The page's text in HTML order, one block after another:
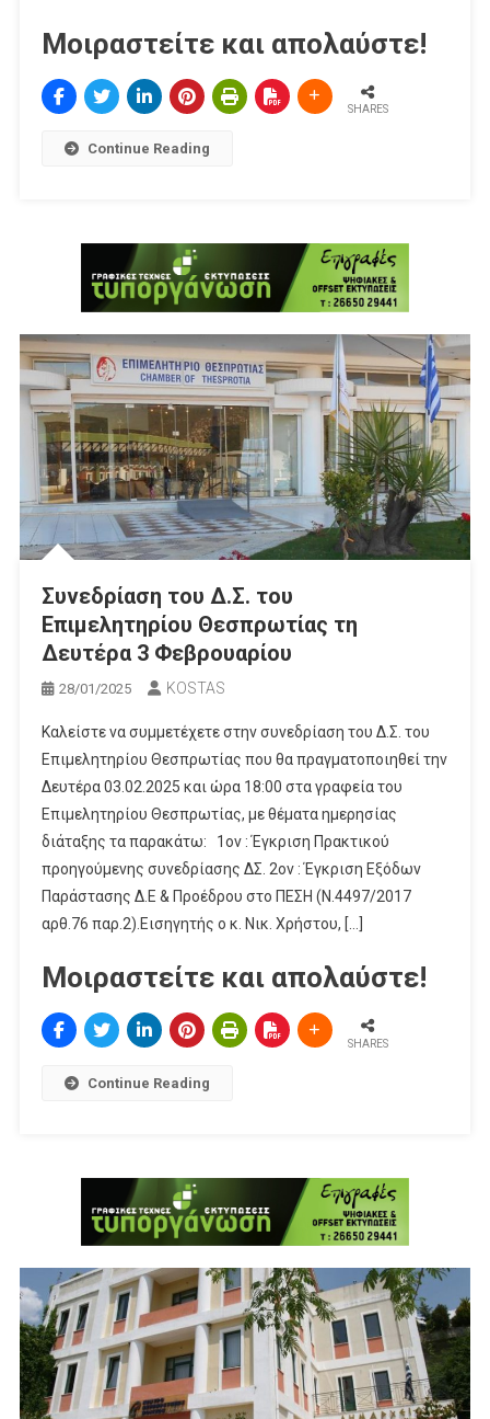
Μοιραστείτε και απολαύστε!
SHARES
Continue Reading
Συνεδρίαση του Δ.Σ. του
Επιμελητηρίου Θεσπρωτίας τη
Δευτέρα 3 Φεβρουαρίου
28/01/2025 KOSTAS
Καλείστε να συμμετέχετε στην συνεδρίαση του Δ.Σ. του
Επιμελητηρίου Θεσπρωτίας που θα πραγματοποιηθεί την
Δευτέρα 03.02.2025 και ώρα 18:00 στα γραφεία του
Επιμελητηρίου Θεσπρωτίας, με θέματα ημερησίας
διάταξης τα παρακάτω: 1ον : Έγκριση Πρακτικού
προηγούμενης συνεδρίασης ΔΣ. 2ον : Έγκριση Εξόδων
Παράστασης Δ.Ε & Προέδρου στο ΠΕΣΗ (Ν.4497/2017
αρθ.76 παρ.2).Εισηγητής ο κ. Νικ. Χρήστου, […]
Μοιραστείτε και απολαύστε!
SHARES
Continue Reading